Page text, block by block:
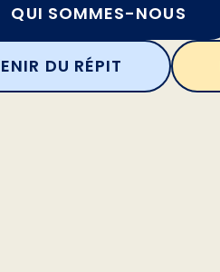
QUI SOMMES-NOUS
DU RÉPIT